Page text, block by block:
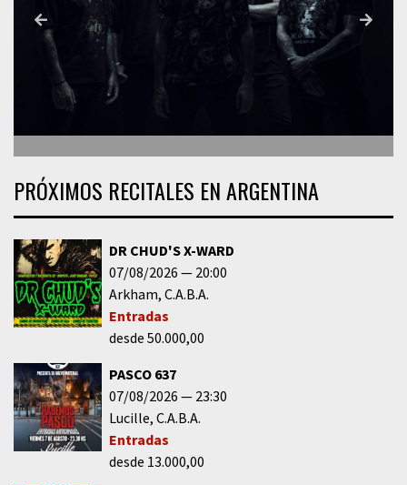
PRÓXIMOS RECITALES EN ARGENTINA
DR CHUD'S X-WARD
07/08/2026
20:00
Arkham C.A.B.A.
Entradas
desde 50.000,00
PASCO 637
07/08/2026
23:30
Lucille C.A.B.A.
Entradas
desde 13.000,00